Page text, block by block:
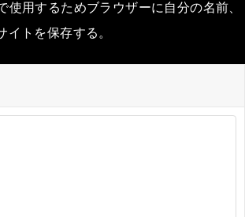
使用するためブラウザーに自分の名前、
イトを保存する。